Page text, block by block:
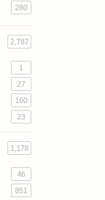
280
2,787
1
27
160
23
1,178
46
851